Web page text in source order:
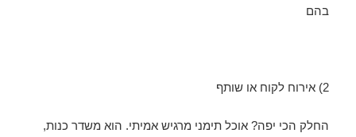
בהם
2) אירוח לקוח או שותף
החלק הכי יפה? אוכל תימני מרגיש אמיתי. הוא משדר כנות,